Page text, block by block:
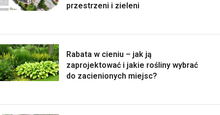
przestrzeni i zieleni
Rabata w cieniu – jak ją
zaprojektować i jakie rośliny wybrać
do zacienionych miejsc?